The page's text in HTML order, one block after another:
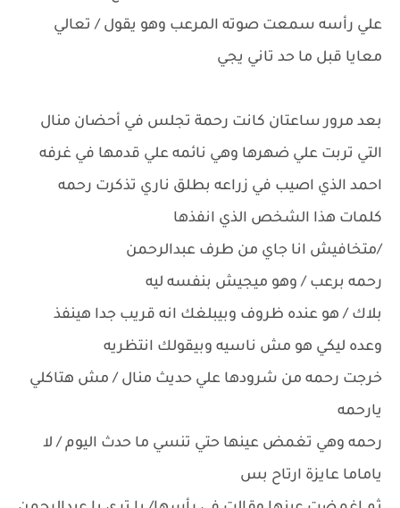
علي رأسه سمعت صوته المرعب وهو يقول / تعالي
معايا قبل ما حد تاني يجي
بعد مرور ساعتان كانت رحمة تجلس في أحضان منال
التي تربت علي ضهرها وهي نائمه علي قدمها في غرفه
احمد الذي اصيب في زراعه بطلق ناري تذكرت رحمه
كلمات هذا الشخص الذي انفذها
/متخافيش انا جاي من طرف عبدالرحمن
رحمه برعب / وهو ميجيش بنفسه ليه
بلاك / هو عنده ظروف وبيبلغك انه قريب جدا هينفذ
وعده ليكي هو مش ناسيه وبيقولك انتظريه
خرجت رحمه من شرودها علي حديث منال / مش هتاكلي
يارحمه
رحمه وهي تغمض عينها حتي تنسي ما حدث اليوم / لا
ياماما عايزة ارتاح بس